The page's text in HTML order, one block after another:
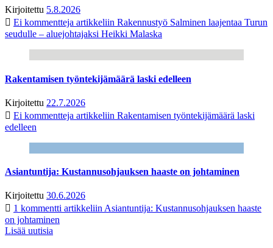
Kirjoitettu 5.8.2026
Ei kommentteja artikkeliin Rakennustyö Salminen laajentaa Turun
seudulle – aluejohtajaksi Heikki Malaska
Rakentamisen työntekijämäärä laski edelleen
Kirjoitettu 22.7.2026
Ei kommentteja artikkeliin Rakentamisen työntekijämäärä laski
edelleen
Asiantuntija: Kustannusohjauksen haaste on johtaminen
Kirjoitettu 30.6.2026
1 kommentti artikkeliin Asiantuntija: Kustannusohjauksen haaste
on johtaminen
Lisää uutisia